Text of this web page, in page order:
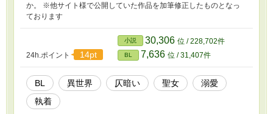
か。 ※他サイト様で公開していた作品を加筆修正したものとなっ
ております
24h.ポイント 14pt
小説 30,306 位 / 228,702件
BL 7,636 位 / 31,407件
BL 異世界 仄暗い 聖女
溺愛
執着